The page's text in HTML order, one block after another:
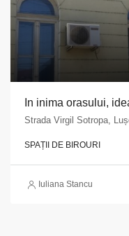
In inima orasului,
SPAȚII DE BIROURI
Iuliana Stancu